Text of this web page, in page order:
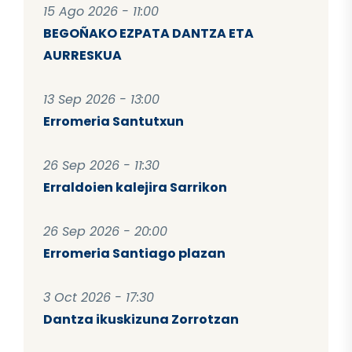
15 Ago 2026 - 11:00
BEGOÑAKO EZPATA DANTZA ETA
AURRESKUA
13 Sep 2026 - 13:00
Erromeria Santutxun
26 Sep 2026 - 11:30
Erraldoien kalejira Sarrikon
26 Sep 2026 - 20:00
Erromeria Santiago plazan
3 Oct 2026 - 17:30
Dantza ikuskizuna Zorrotzan